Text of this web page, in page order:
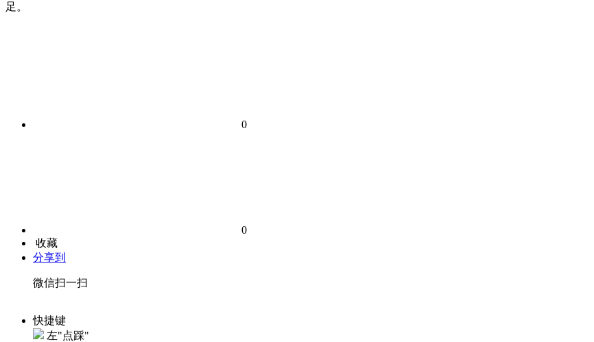
足。
0
0
收藏
分享到
微信扫一扫
快捷键
左"点踩"